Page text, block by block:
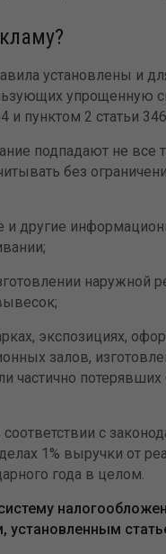
установлены и
упрощенную
пунктом 2 статьи
подпадают не все
без
и другие
наружной
экспозициях,
залов,
частично потерявших
с
1% выручки от
года в целом.